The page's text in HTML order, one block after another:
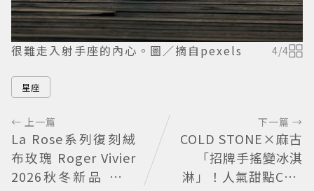
很難走入射手座的內心。圖／摘自pexels 4/4
星座
← 上一篇
La Rose系列復刻絨
布玫瑰 Roger Vivier
2026秋冬新品 繁花
下一篇 →
COLD STONE×麻古
「招牌手搖變冰淇
淋」！人氣甜點Chiz